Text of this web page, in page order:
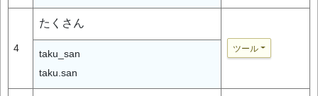
4
たくさん
ツール
taku_san
taku.san